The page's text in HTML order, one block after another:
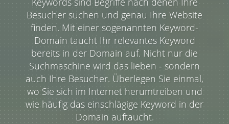
Besucher suchen und genau Ihre Website
finden. Mit einer sogenannten Keyword-
Domain taucht Ihr relevantes Keyword
bereits in der Domain auf. Nicht nur die
Suchmaschine wird das lieben - sondern
auch Ihre Besucher. Überlegen Sie einmal,
wo Sie sich im Internet herumtreiben und
wie häufig das einschlägige Keyword in der
Domain auftaucht.